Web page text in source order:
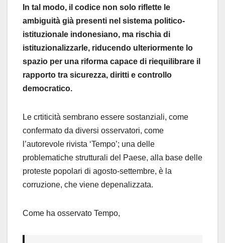
In tal modo, il codice non solo riflette le
ambiguità già presenti nel sistema politico-
istituzionale indonesiano, ma rischia di
istituzionalizzarle, riducendo ulteriormente lo
spazio per una riforma capace di riequilibrare il
rapporto tra sicurezza, diritti e controllo
democratico.
Le crtiticità sembrano essere sostanziali, come
confermato da diversi osservatori, come
l’autorevole rivista ‘Tempo’; una delle
problematiche strutturali del Paese, alla base delle
proteste popolari di agosto-settembre, è la
corruzione, che viene depenalizzata.
Come ha osservato Tempo,